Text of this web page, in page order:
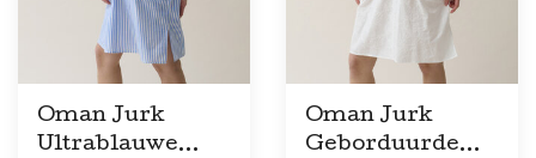
Oman Jurk
Ultrablauwe
Oman Jurk
Geborduurde